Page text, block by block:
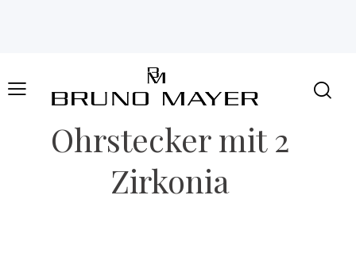
Ohrstecker mit 2
Zirkonia